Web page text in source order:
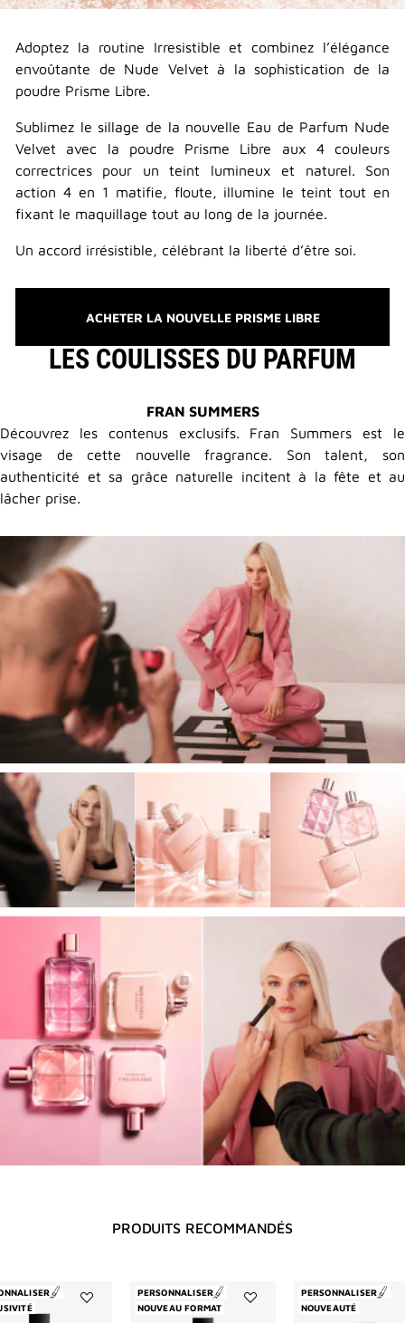
Adoptez la routine Irresistible et combinez l’élégance
envoûtante de Nude Velvet à la sophistication de la
poudre Prisme Libre.
Sublimez le sillage de la nouvelle Eau de Parfum Nude
Velvet avec la poudre Prisme Libre aux 4 couleurs
correctrices pour un teint lumineux et naturel. Son
action 4 en 1 matifie, floute, illumine le teint tout en
fixant le maquillage tout au long de la journée.
Un accord irrésistible, célébrant la liberté d’être soi.
ACHETER LA NOUVELLE PRISME LIBRE
LES COULISSES DU PARFUM
FRAN SUMMERS
Découvrez les contenus exclusifs. Fran Summers est le
visage de cette nouvelle fragrance. Son talent, son
authenticité et sa grâce naturelle incitent à la fête et au
lâcher prise.
PRODUITS RECOMMANDÉS
PERSONNALISER
NOUVEAU FORMAT
PERSONNALISER
NOUVEAUTÉ